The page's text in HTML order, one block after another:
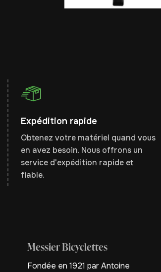
Expédition rapide
Obtenez votre matériel quand vous
en avez besoin. Nous offrons un
service d'expédition rapide et
fiable.
Messier Bicyclettes
Fondée en 1921 par Antoine